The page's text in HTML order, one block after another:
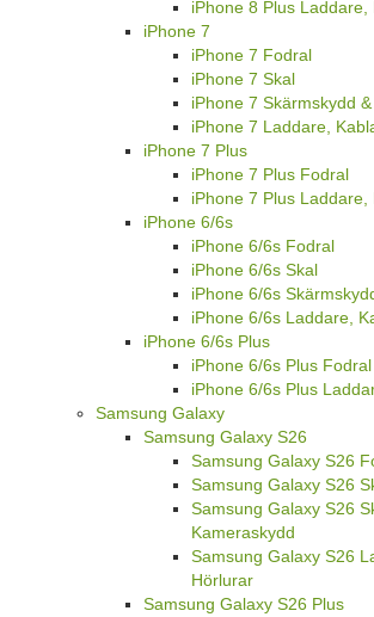
iPhone 8 Plus
iPhone 7
iPhone 7 Fodral
iPhone 7 Skal
iPhone 7 Skärmskydd
iPhone 7 Laddare,
iPhone 7 Plus
iPhone 7 Plus Fodral
iPhone 7 Plus
iPhone 6/6s
iPhone 6/6s Fodral
iPhone 6/6s Skal
iPhone 6/6s
iPhone 6/6s Laddare,
iPhone 6/6s Plus
iPhone 6/6s Plus Fodral
iPhone 6/6s Plus
Samsung Galaxy
Samsung Galaxy S26
Samsung Galaxy S26
Samsung Galaxy S26
Samsung Galaxy S26
Kameraskydd
Samsung Galaxy S26
Hörlurar
Samsung Galaxy S26 Plus